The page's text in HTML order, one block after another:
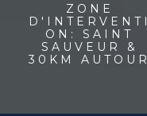
ZONE
D'INTERVENTI
ON: SAINT
SAUVEUR &
30KM AUTOUR